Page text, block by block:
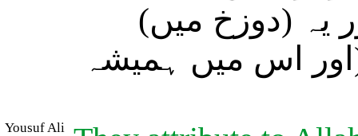
یہ (دوزخ میں)
اس میں ہمیشہ
Yousuf Ali